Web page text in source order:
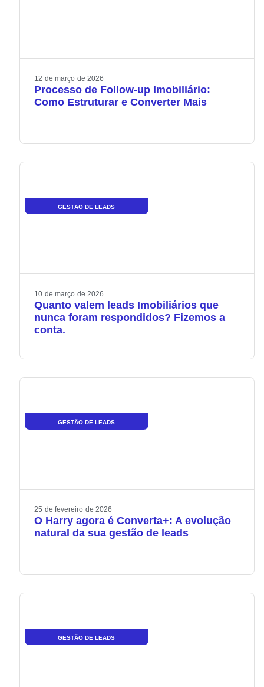
12 de março de 2026
Processo de Follow-up Imobiliário:
Como Estruturar e Converter Mais
GESTÃO DE LEADS
10 de março de 2026
Quanto valem leads Imobiliários que
nunca foram respondidos? Fizemos a
conta.
GESTÃO DE LEADS
25 de fevereiro de 2026
O Harry agora é Converta+: A evolução
natural da sua gestão de leads
GESTÃO DE LEADS